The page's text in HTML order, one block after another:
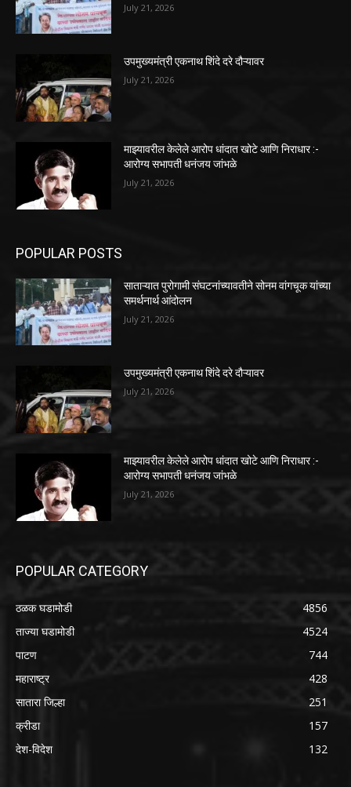
July 21, 2026
उपमुख्यमंत्री एकनाथ शिंदे दरे दौऱ्यावर
July 21, 2026
माझ्यावरील केलेले आरोप धांदात खोटे आणि निराधार :-
आरोग्य सभापती धनंजय जांभळे
July 21, 2026
POPULAR POSTS
साताऱ्यात पुरोगामी संघटनांच्यावतीने सोनम वांगचूक यांच्या
समर्थनार्थ आंदोलन
July 21, 2026
उपमुख्यमंत्री एकनाथ शिंदे दरे दौऱ्यावर
July 21, 2026
माझ्यावरील केलेले आरोप धांदात खोटे आणि निराधार :-
आरोग्य सभापती धनंजय जांभळे
July 21, 2026
POPULAR CATEGORY
ठळक घडामोडी
4856
ताज्या घडामोडी
4524
पाटण
744
महाराष्ट्र
428
सातारा जिल्हा
251
क्रीडा
157
देश-विदेश
132